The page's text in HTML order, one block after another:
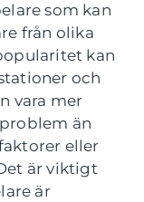
som kan
från olika
kan
och
vara mer
än
eller
är viktigt
är